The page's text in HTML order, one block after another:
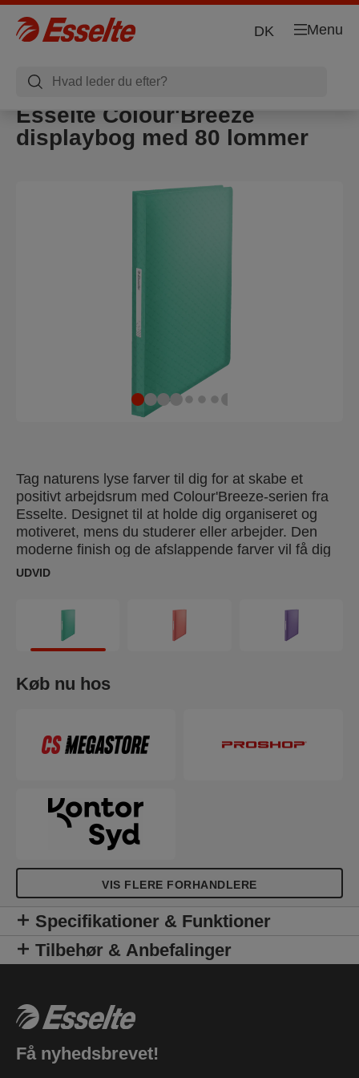
Menu
DK
Esselte Colour'Breeze
displaybog med 80 lommer
Tag naturens lyse farver til dig for at skabe et
positivt arbejdsrum med Colour'Breeze-serien fra
Esselte. Designet til at holde dig organiseret og
motiveret, mens du studerer eller arbejder. Den
moderne finish og de afslappende farver vil få dig
til at drømme om dit næste eventyr. Esselte
opbevare og beskytte noter, papirer og dokumenter
i hjemmet eller i skolen. Denne displaymappe har
80 syrefrie og kopisikre plastlommer, som kan
rumme op til 160 ark papir (80g), og en rygetiket til
nem identifikation af indholdet. Fås i et udvalg af
UDVID
Køb nu hos
VIS FLERE FORHANDLERE
Specifikationer & Funktioner
Tilbehør & Anbefalinger
Få nyhedsbrevet!